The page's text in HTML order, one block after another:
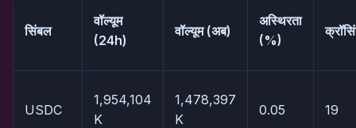
सिंबल
वॉल्यूम
(24h)
वॉल्यूम (अब)
अस्थिरता
(%)
USDC
1,954,104
K
1,478,397
K
0.05 19